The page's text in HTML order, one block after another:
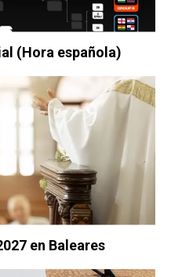
(Hora española)
en Baleares